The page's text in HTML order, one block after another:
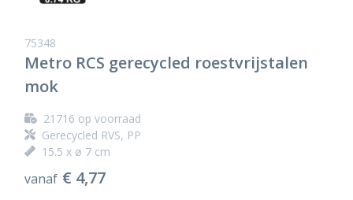
75348
Metro RCS gerecycled roestvrijstalen
mok
21716 op voorraad
Gerecycled RVS, PP
15.5 x ø 7 cm
vanaf € 4,77